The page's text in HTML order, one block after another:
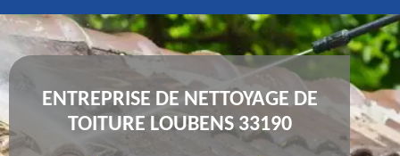
ENTREPRISE DE NETTOYAGE DE
TOITURE LOUBENS 33190